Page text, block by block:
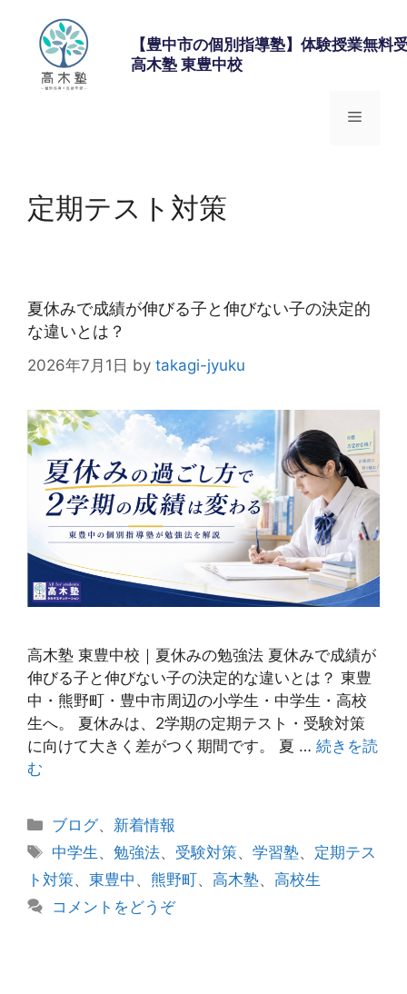
【豊中市の個別指導塾】体験授業無料
高木塾 東豊中校
メ
定期テスト対策
夏休みで成績が伸びる子と伸びない子の決定的
な違いとは？
2026年7月1日 by takagi-jyuku
高木塾 東豊中校｜夏休みの勉強法 夏休みで成績が
伸びる子と伸びない子の決定的な違いとは？ 東豊
中・熊野町・豊中市周辺の小学生・中学生・高校
生へ。 夏休みは、2学期の定期テスト・受験対策
に向けて大きく差がつく期間です。 夏 … 続きを読
む
カ
テ
リ
ー
ブログ、 新着情報
タ
グ
中学生 、勉強法、 受験対策、学習塾、 定期テス
ト対策、 東豊中 、 熊野町、 高木塾、 高校生
コメントをどうぞ